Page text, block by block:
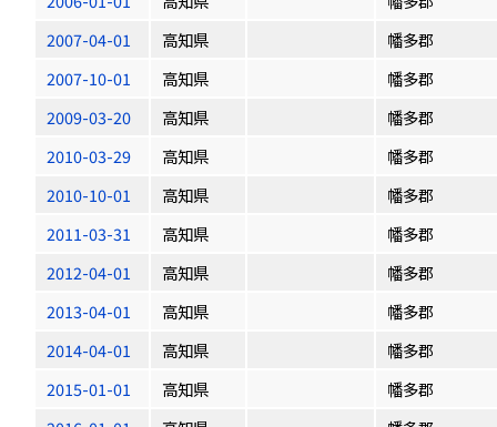
2007-04-01
高知県
幡多郡
2007-10-01
高知県
幡多郡
2009-03-20
高知県
幡多郡
2010-03-29
高知県
幡多郡
2010-10-01
高知県
幡多郡
2011-03-31
高知県
幡多郡
2012-04-01
高知県
幡多郡
2013-04-01
高知県
幡多郡
2014-04-01
高知県
幡多郡
2015-01-01
高知県
幡多郡